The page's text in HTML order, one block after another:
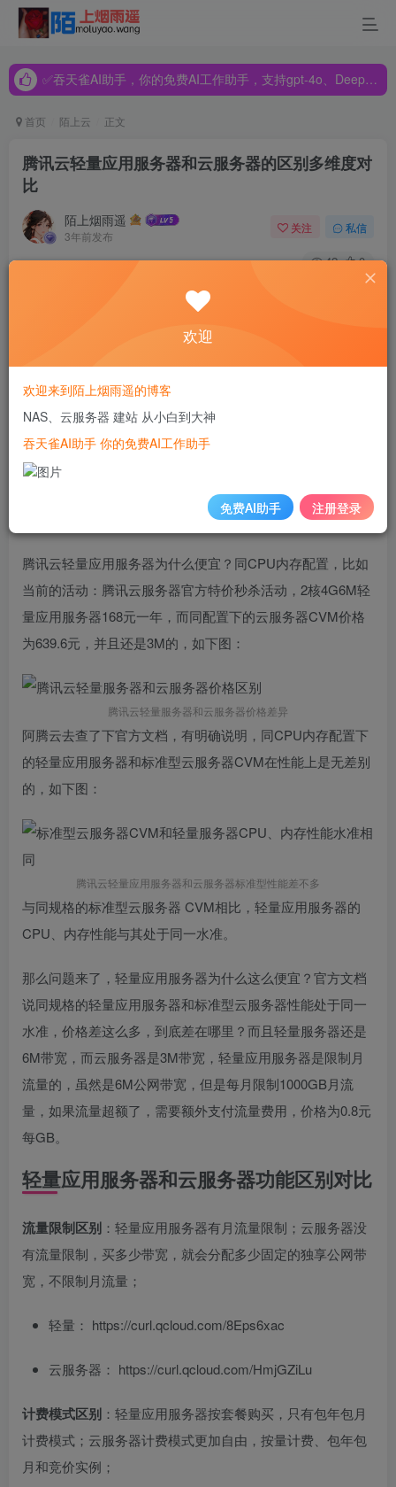
✅吞天雀AI助手，你的免费AI工作助手，支持gpt-4o、DeepSeek、Claude🔥🔥🔥🔥
✅吞天雀AI助手，你的免费AI工作助手，支持gpt-4o、DeepSeek、Claude🔥🔥🔥🔥
首页 陌上云 正文
腾讯云轻量应用服务器和云服务器的区别多维度对
比
陌上烟雨遥
3年前发布
关注 私信
42 0
网站搬家备案在腾讯云，依旧选择腾讯云服务器，腾讯云轻
区别？为什么轻量应用服务器要比云服务器划算呢？本着一
分钱一分货的原则，阿腾云小编原本打算继续购买云服务器
CVM，无奈，轻量应用服务器的价格确实很诱人，阿腾云小
编马上去查了一下同CPU内存配置下的轻量应用服务器和云
服务器性能区别，于是有了这篇文章：
同CPU内存配置轻量服务器和云服务器
腾讯云轻量应用服务器为什么便宜？同CPU内存配置，比如
当前的活动：腾讯云服务器官方特价秒杀活动，2核4G6M轻
量应用服务器168元一年，而同配置下的云服务器CVM价格
为639.6元，并且还是3M的，如下图：
腾讯云轻量服务器和云服务器价格差异
阿腾云去查了下官方文档，有明确说明，同CPU内存配置下
的轻量应用服务器和标准型云服务器CVM在性能上是无差别
的，如下图：
腾讯云轻量应用服务器和云服务器标准型性能差不多
与同规格的标准型云服务器 CVM相比，轻量应用服务器的
CPU、内存性能与其处于同一水准。
那么问题来了，轻量应用服务器为什么这么便宜？官方文档
说同规格的轻量应用服务器和标准型云服务器性能处于同一
水准，价格差这么多，到底差在哪里？而且轻量服务器还是
6M带宽，而云服务器是3M带宽，轻量应用服务器是限制月
流量的，虽然是6M公网带宽，但是每月限制1000GB月流
量，如果流量超额了，需要额外支付流量费用，价格为0.8元
每GB。
轻量应用服务器和云服务器功能区别对比
流量限制区别 ：轻量应用服务器有月流量限制；云服务器没
有流量限制，买多少带宽，就会分配多少固定的独享公网带
宽，不限制月流量；
轻量： https://curl.qcloud.com/8Eps6xac
云服务器： https://curl.qcloud.com/HmjGZiLu
计费模式区别 ：轻量应用服务器按套餐购买，只有包年包月
计费模式；云服务器计费模式更加自由，按量计费、包年包
月和竞价实例；
欢迎
欢迎来到陌上烟雨遥的博客
NAS、云服务器 建站 从小白到大神
吞天雀AI助手 你的免费AI工作助手
免费AI助手 注册登录